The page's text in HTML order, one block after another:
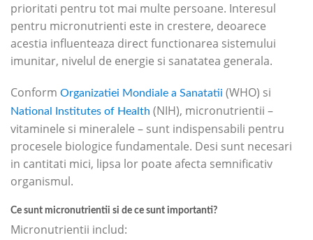
prioritati pentru tot mai multe persoane. Interesul
pentru micronutrienti este in crestere, deoarece
acestia influenteaza direct functionarea sistemului
imunitar, nivelul de energie si sanatatea generala.
Conform Organizatiei Mondiale a Sanatatii (WHO) si
National Institutes of Health (NIH), micronutrientii –
vitaminele si mineralele – sunt indispensabili pentru
procesele biologice fundamentale. Desi sunt necesari
in cantitati mici, lipsa lor poate afecta semnificativ
organismul.
Ce sunt micronutrientii si de ce sunt importanti?
Micronutrientii includ: